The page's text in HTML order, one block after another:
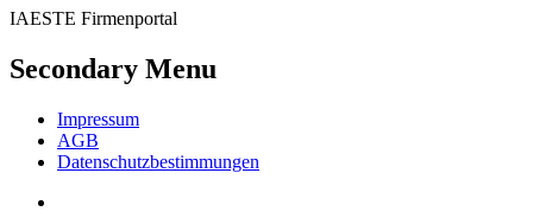
IAESTE Firmenportal
Secondary Menu
Impressum
AGB
Datenschutzbestimmungen